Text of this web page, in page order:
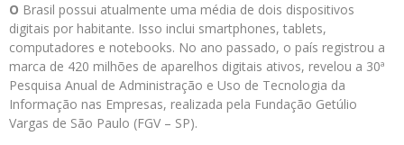
O Brasil possui atualmente uma média de dois dispositivos
digitais por habitante. Isso inclui smartphones, tablets,
computadores e notebooks. No ano passado, o país registrou a
marca de 420 milhões de aparelhos digitais ativos, revelou a 30ª
Pesquisa Anual de Administração e Uso de Tecnologia da
Informação nas Empresas, realizada pela Fundação Getúlio
Vargas de São Paulo (FGV – SP).